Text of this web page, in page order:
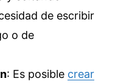
de escribir
o de
: Es posible crear